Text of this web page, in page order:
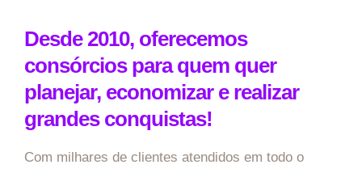
Desde 2010, oferecemos
consórcios para quem quer
planejar, economizar e realizar
grandes conquistas!
Com milhares de clientes atendidos em todo o